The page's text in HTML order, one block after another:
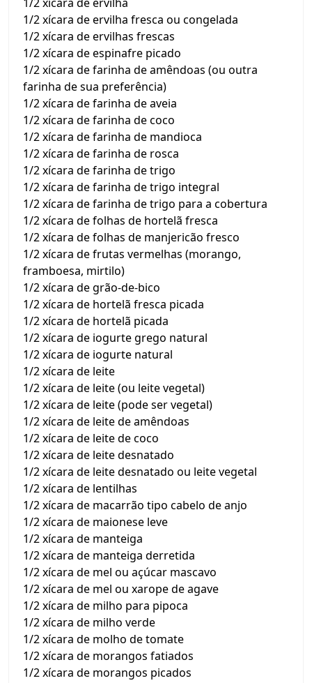
1/2 xícara de ervilha fresca ou congelada
1/2 xícara de ervilhas frescas
1/2 xícara de espinafre picado
1/2 xícara de farinha de amêndoas (ou outra
farinha de sua preferência)
1/2 xícara de farinha de aveia
1/2 xícara de farinha de coco
1/2 xícara de farinha de mandioca
1/2 xícara de farinha de rosca
1/2 xícara de farinha de trigo
1/2 xícara de farinha de trigo integral
1/2 xícara de farinha de trigo para a cobertura
1/2 xícara de folhas de hortelã fresca
1/2 xícara de folhas de manjericão fresco
1/2 xícara de frutas vermelhas (morango,
framboesa, mirtilo)
1/2 xícara de grão-de-bico
1/2 xícara de hortelã fresca picada
1/2 xícara de hortelã picada
1/2 xícara de iogurte grego natural
1/2 xícara de iogurte natural
1/2 xícara de leite
1/2 xícara de leite (ou leite vegetal)
1/2 xícara de leite (pode ser vegetal)
1/2 xícara de leite de amêndoas
1/2 xícara de leite de coco
1/2 xícara de leite desnatado
1/2 xícara de leite desnatado ou leite vegetal
1/2 xícara de lentilhas
1/2 xícara de macarrão tipo cabelo de anjo
1/2 xícara de maionese leve
1/2 xícara de manteiga
1/2 xícara de manteiga derretida
1/2 xícara de mel ou açúcar mascavo
1/2 xícara de mel ou xarope de agave
1/2 xícara de milho para pipoca
1/2 xícara de milho verde
1/2 xícara de molho de tomate
1/2 xícara de morangos fatiados
1/2 xícara de morangos picados